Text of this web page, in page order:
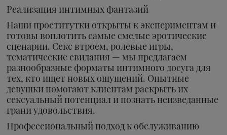
Реализация интимных фантазий
Наши проститутки открыты к экспериментам и
готовы воплотить самые смелые эротические
сценарии. Секс втроем, ролевые игры,
тематические свидания — мы предлагаем
разнообразные форматы интимного досуга для
тех, кто ищет новых ощущений. Опытные
девушки помогают клиентам раскрыть их
сексуальный потенциал и познать неизведанные
грани удовольствия.
Профессиональный подход к обслуживанию